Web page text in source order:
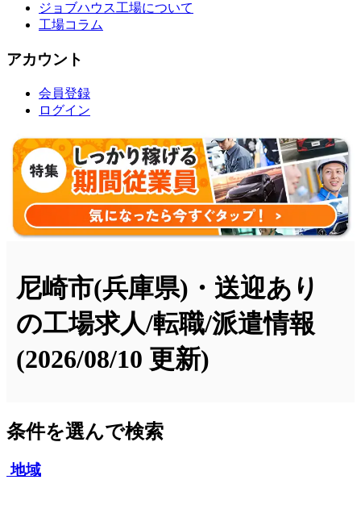
ジョブハウス工場について
工場コラム
アカウント
会員登録
ログイン
尼崎市(兵庫県)・送迎あり
の工場求人/転職/派遣情報
(2026/08/10 更新)
条件を選んで検索
地域